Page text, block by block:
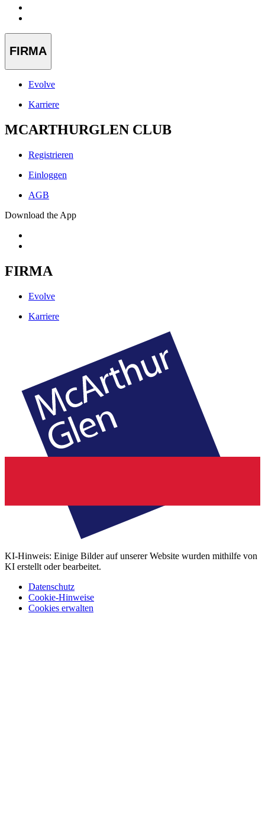
FIRMA
Evolve
Karriere
MCARTHURGLEN CLUB
Registrieren
Einloggen
AGB
Download the App
FIRMA
Evolve
Karriere
KI-Hinweis: Einige Bilder auf unserer Website wurden mithilfe von
KI erstellt oder bearbeitet.
Datenschutz
Cookie-Hinweise
Cookies erwalten